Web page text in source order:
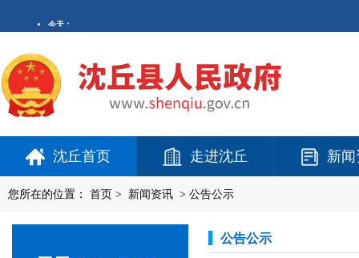
沈丘首页 走进沈丘 新
您所在的位置： 首页 > 新闻资讯 > 公告公示
公告公示